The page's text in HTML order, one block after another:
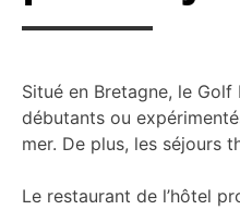
Situé en Bretagne, le
débutants ou
mer. De plus, les séjours
Le restaurant de l’hôtel